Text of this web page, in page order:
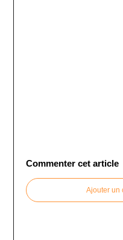
Commenter cet article
Ajouter un